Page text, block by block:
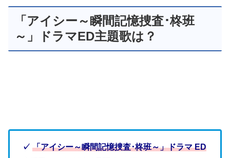
「アイシー～瞬間記憶捜査･柊班
～」ドラマED主題歌は？
✓ 「アイシー～瞬間記憶捜査･柊班～」ドラマ ED